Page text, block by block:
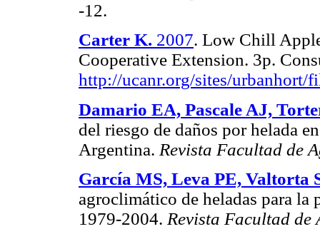
-12.
Carter K. 2007. Low Chill
Cooperative Extension. 3p.
http://ucanr.org/sites/urbanhort/
Damario EA, Pascale AJ,
del riesgo de daños por helada
Argentina. Revista Facultad de
García MS, Leva PE, Valtorta
agroclimático de heladas para la
1979-2004. Revista Facultad de